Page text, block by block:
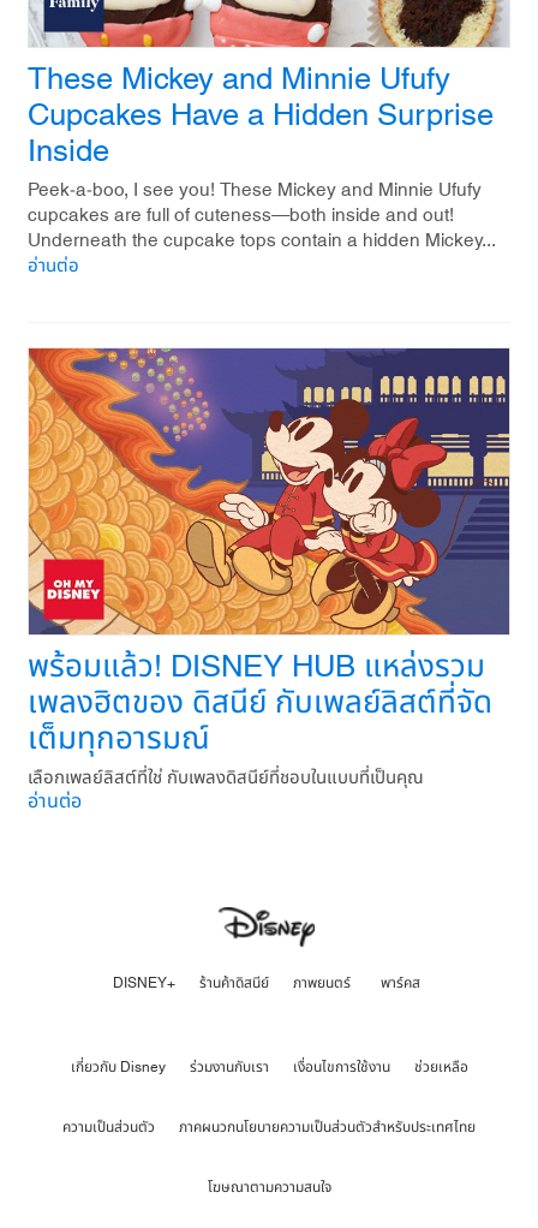
These Mickey and Minnie Ufufy
Cupcakes Have a Hidden Surprise
Inside
Peek-a-boo, I see you! These Mickey and Minnie Ufufy
cupcakes are full of cuteness—both inside and out!
Underneath the cupcake tops contain a hidden Mickey...
อ่านต่อ
พร้อมแล้ว! DISNEY HUB แหล่งรวม
เพลงฮิตของ ดิสนีย์ กับเพลย์ลิสต์ที่จัด
เต็มทุกอารมณ์
เลือกเพลย์ลิสต์ที่ใช่ กับเพลงดิสนีย์ที่ชอบในแบบที่เป็นคุณ
อ่านต่อ
DISNEY+ ร้านค้าดิสนีย์ ภาพยนตร์ พาร์คส
เกี่ยวกับ Disney ร่วมงานกับเรา เงื่อนไขการใช้งาน ช่วยเหลือ
ความเป็นส่วนตัว ภาคผนวกนโยบายความเป็นส่วนตัวสำหรับประเทศไทย
โฆษณาตามความสนใจ